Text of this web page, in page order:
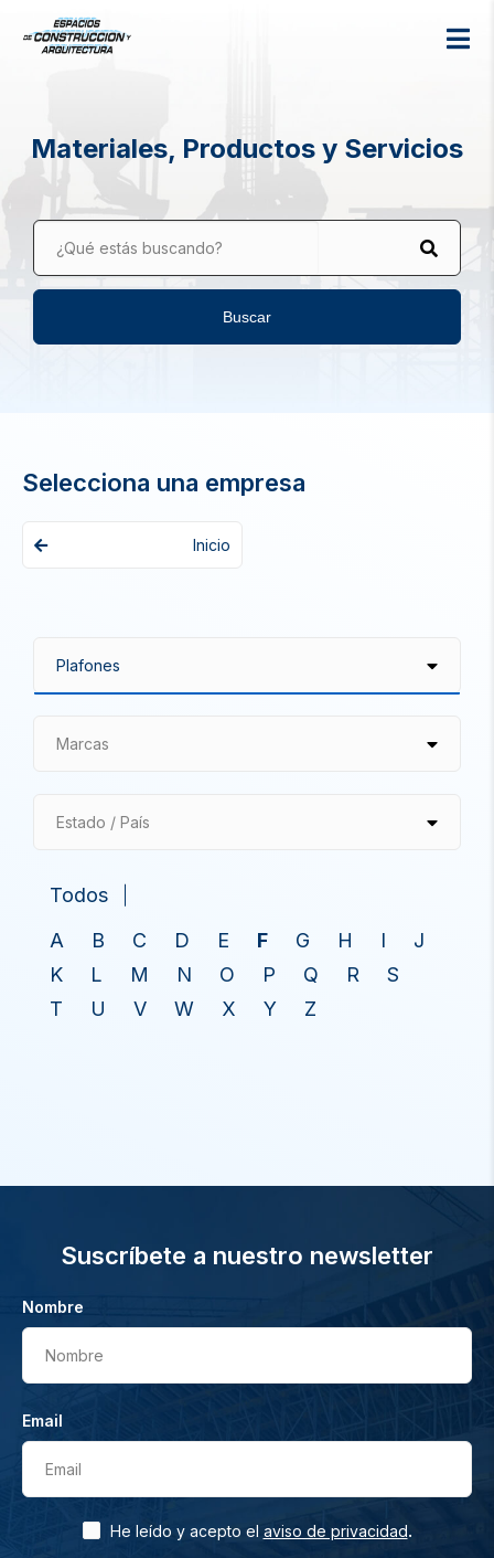
Materiales, Productos y Servicios
¿Qué estás buscando?
Buscar
Selecciona una empresa
Inicio
Marcas
Estado / País
Todos
A
B C D E F G H I
J
K
L M N O P Q R
S
T
U V W X Y Z
Suscríbete a nuestro newsletter
Nombre
Nombre
Email
Email
He leído y acepto el aviso de privacidad.